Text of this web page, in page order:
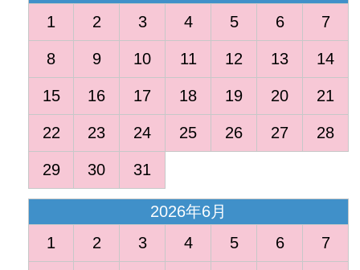
1
2 3 4 5 6 7
8 9 10 11 12 13 14
15 16 17 18 19 20 21
22 23 24 25 26 27 28
29 30 31
2026年6月
1
2 3 4 5 6 7